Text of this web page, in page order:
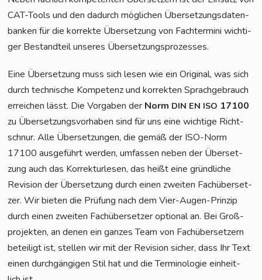
CAT-Tools und den dadurch mög­li­chen Über­set­zungs­da­ten­
ban­ken für die kor­rek­te Über­set­zung von Fach­ter­mi­ni wich­ti­
ger Bestand­teil unse­res Übersetzungsprozesses.
Eine Über­set­zung muss sich lesen wie ein Ori­gi­nal, was sich
durch tech­ni­sche Kom­pe­tenz und kor­rek­ten Sprach­ge­brauch
errei­chen lässt. Die Vor­ga­ben der Norm DIN EN ISO 17100
zu Über­set­zungs­vor­ha­ben sind für uns eine wich­ti­ge Richt­
schnur. Alle Über­set­zun­gen, die gemäß der ISO-Norm
17100 aus­ge­führt wer­den, umfas­sen neben der Über­set­
zung auch das Kor­rek­tur­le­sen, das heißt eine gründ­li­che
Revi­si­on der Über­set­zung durch einen zwei­ten Fach­über­set­
zer. Wir bie­ten die Prü­fung nach dem Vier-Augen-Prin­zip
durch einen zwei­ten Fach­über­set­zer optio­nal an. Bei Groß­
pro­jek­ten, an denen ein gan­zes Team von Fach­über­set­zern
betei­ligt ist, stel­len wir mit der Revi­si­on sicher, dass Ihr Text
einen durch­gän­gi­gen Stil hat und die Ter­mi­no­lo­gie ein­heit­